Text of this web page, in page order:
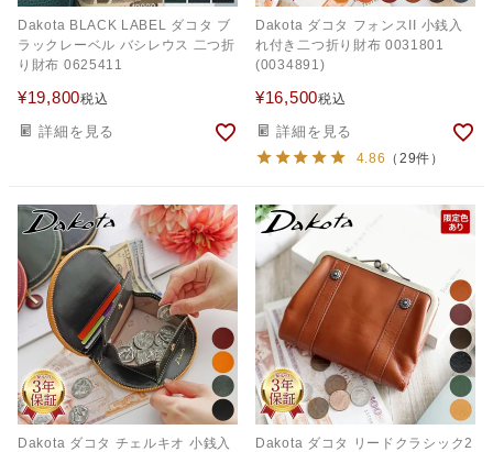
Dakota BLACK LABEL ダコタ ブ
ラックレーベル バシレウス 二つ折
り財布 0625411
¥19,800税込
詳細を見る
Dakota ダコタ フォンスII 小銭入
れ付き二つ折り財布 0031801
(0034891)
¥16,500税込
詳細を見る
4.86 （29件）
Dakota ダコタ チェルキオ 小銭入
Dakota ダコタ リードクラシック2